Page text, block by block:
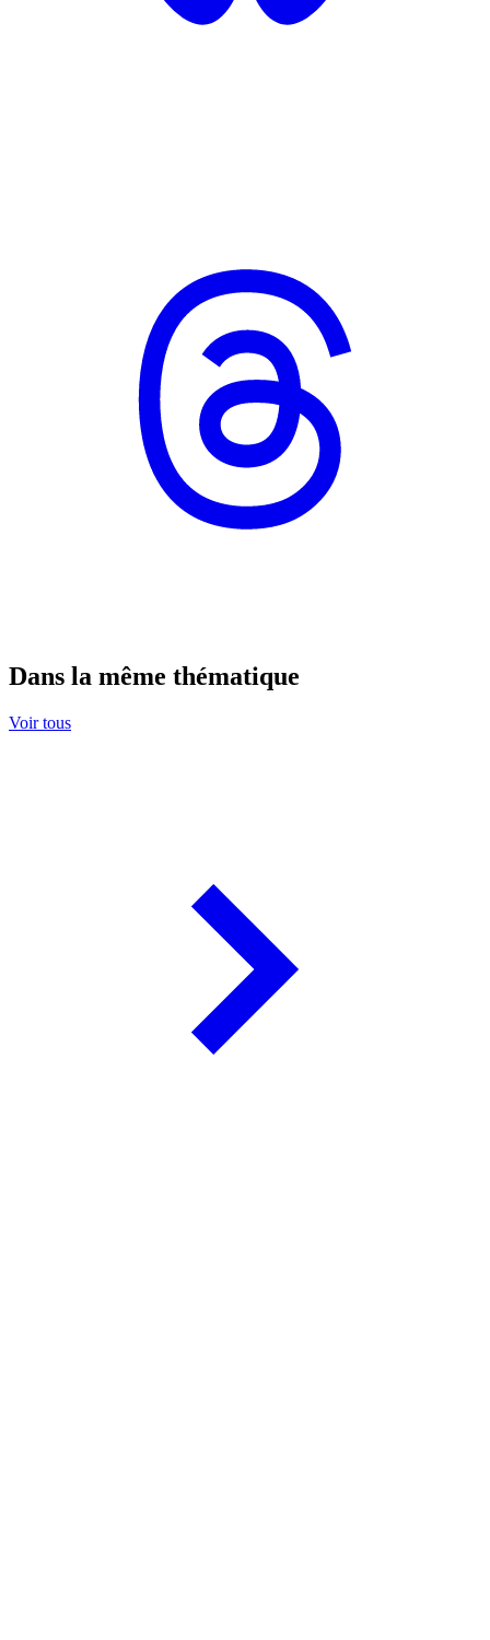
Dans la même thématique
Voir tous